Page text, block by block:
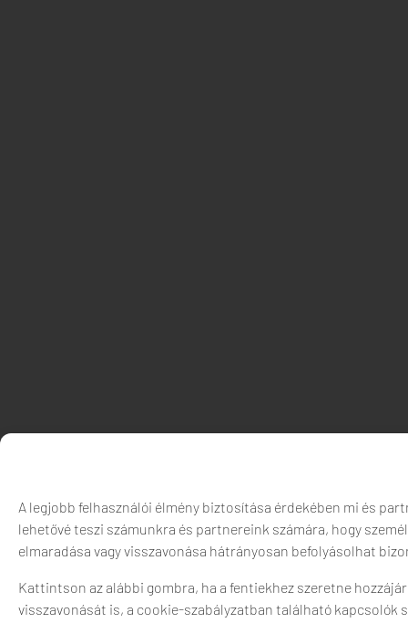
A legjobb felhasználói élmény biztosítása érdekében mi és
lehetővé teszi számunkra és partnereink számára, hogy
elmaradása vagy visszavonása hátrányosan befolyásolhat
Kattintson az alábbi gombra, ha a fentiekhez szeretne
visszavonását is, a cookie-szabályzatban található kapcsolók